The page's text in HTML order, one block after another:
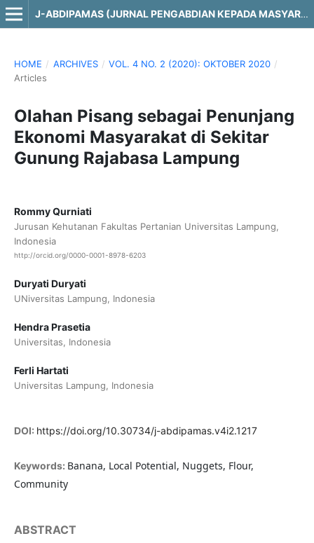
J-ABDIPAMAS (JURNAL PENGABDIAN KEPADA MASYARAKAT)
HOME / ARCHIVES / VOL. 4 NO. 2 (2020): OKTOBER 2020 /
Articles
Olahan Pisang sebagai Penunjang
Ekonomi Masyarakat di Sekitar
Gunung Rajabasa Lampung
Rommy Qurniati
Jurusan Kehutanan Fakultas Pertanian Universitas Lampung,
Indonesia
http://orcid.org/0000-0001-8978-6203
Duryati Duryati
UNiversitas Lampung, Indonesia
Hendra Prasetia
Universitas, Indonesia
Ferli Hartati
Universitas Lampung, Indonesia
DOI: https://doi.org/10.30734/j-abdipamas.v4i2.1217
Keywords: Banana, Local Potential, Nuggets, Flour,
Community
ABSTRACT